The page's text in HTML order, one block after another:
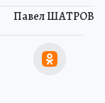
Павел ШАТРОВ